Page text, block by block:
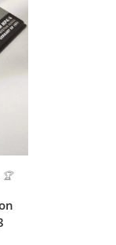
🏆